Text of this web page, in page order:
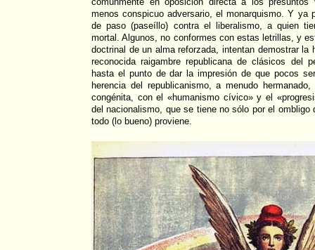
menos conspicuo adversario, el monarquismo. Y ya
de paso (paseíllo) contra el liberalismo, a quien
mortal. Algunos, no conformes con estas letrillas, y
doctrinal de un alma reforzada, intentan demostrar la
reconocida raigambre republicana de clásicos del
hasta el punto de dar la impresión de que pocos
herencia del republicanismo, a menudo
congénita, con el «humanismo cívico» y el
del nacionalismo, que se tiene no sólo por el ombligo
todo (lo bueno) proviene.